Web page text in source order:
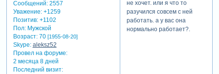
Зарегистрируйтесь, чтобы
увидеть ссылки
Сообщений:2557
Уважение: +1259
Позитив: +1102
Пол:Мужской
Возраст:70 [1955-08-20]
Skype: aleksz52
Провел на форуме:
2 месяца 8 дней
Последний визит:
не хочет. или я что то
разучился совсем с ней
работать. а у вас она
нормально работает?.